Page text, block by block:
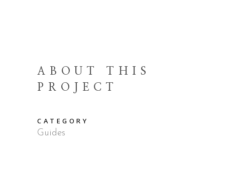
ABOUT THIS
PROJECT
CATEGORY
Guides